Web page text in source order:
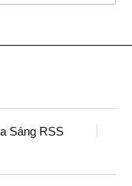
Sáng RSS